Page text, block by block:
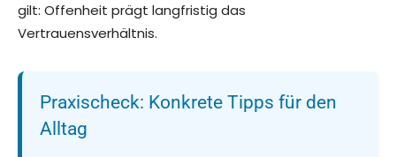
gilt: Offenheit prägt langfristig das
Vertrauensverhältnis.
Praxischeck: Konkrete Tipps für den
Alltag